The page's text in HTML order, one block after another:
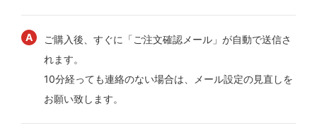
ご購入後、すぐに「ご注文確認メール」が自動で送信さ
れます。
10分経っても連絡のない場合は、メール設定の見直しを
お願い致します。